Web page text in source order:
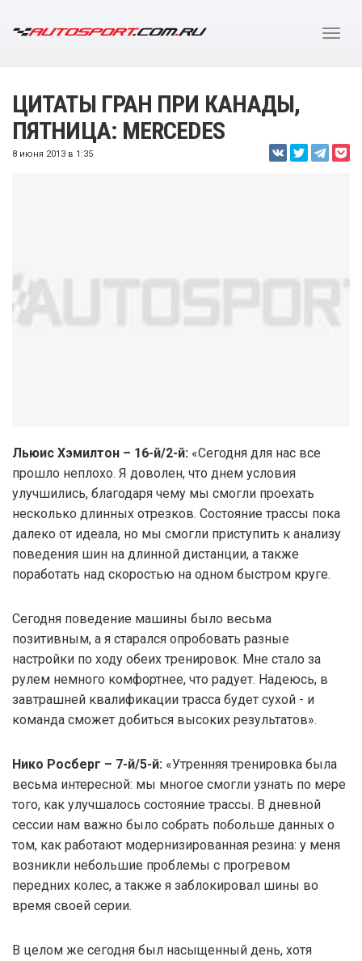
ЦИТАТЫ ГРАН ПРИ КАНАДЫ,
ПЯТНИЦА: MERCEDES
8 июня 2013 в 1:35
Льюис Хэмилтон – 16-й/2-й: «Сегодня для нас все
прошло неплохо. Я доволен, что днем условия
улучшились, благодаря чему мы смогли проехать
несколько длинных отрезков. Состояние трассы пока
далеко от идеала, но мы смогли приступить к анализу
поведения шин на длинной дистанции, а также
поработать над скоростью на одном быстром круге.
Сегодня поведение машины было весьма
позитивным, а я старался опробовать разные
настройки по ходу обеих тренировок. Мне стало за
рулем немного комфортнее, что радует. Надеюсь, в
завтрашней квалификации трасса будет сухой - и
команда сможет добиться высоких результатов».
Нико Росберг – 7-й/5-й: «Утренняя тренировка была
весьма интересной: мы многое смогли узнать по мере
того, как улучшалось состояние трассы. В дневной
сессии нам важно было собрать побольше данных о
том, как работают модернизированная резина: у меня
возникли небольшие проблемы с прогревом
передних колес, а также я заблокировал шины во
время своей серии.
В целом же сегодня был насыщенный день, хотя